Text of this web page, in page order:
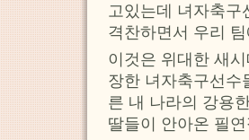
고있는데 녀자축
격찬하면서 우리
이것은 위대한 새
장한 녀자축구선수
른 내 나라의 강용
딸들이 안아온 필